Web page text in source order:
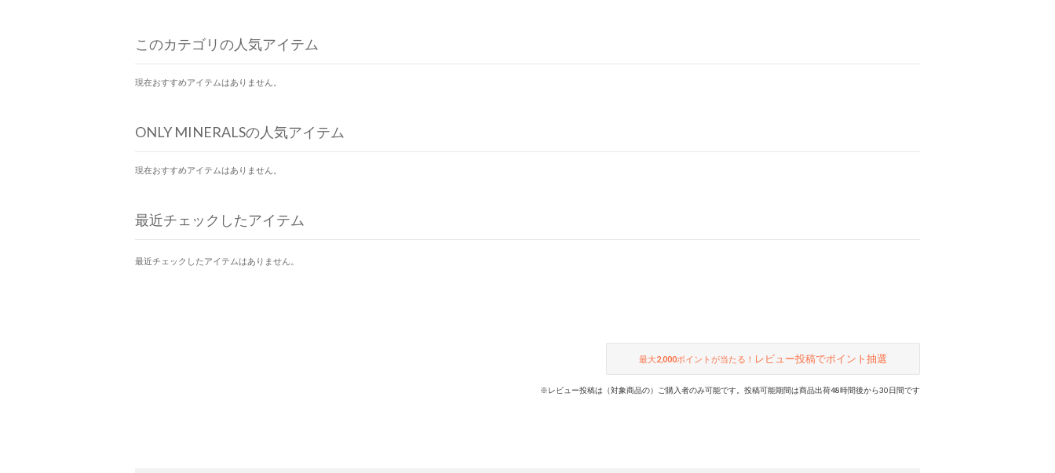
このカテゴリの人気アイテム
現在おすすめアイテムはありません。
ONLY MINERALSの人気アイテム
現在おすすめアイテムはありません。
最近チェックしたアイテム
最近チェックしたアイテムはありません。
最大2,000ポイントが当たる！ レビュー投稿でポイント抽選
※レビュー投稿は（対象商品の）ご購入者のみ可能です。投稿可能期間は商品出荷48時間後から30日間です